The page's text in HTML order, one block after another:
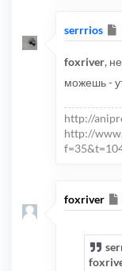
serrrios
foxriver,
можешь -
http://
http://
foxriver